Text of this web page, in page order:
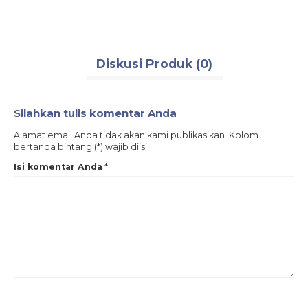
Diskusi Produk (0)
Silahkan tulis komentar Anda
Alamat email Anda tidak akan kami publikasikan. Kolom
bertanda bintang (*) wajib diisi.
Isi komentar Anda *